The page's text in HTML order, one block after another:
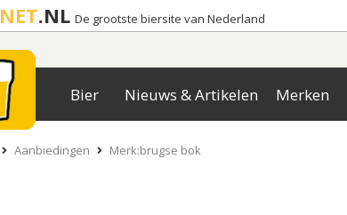
NET.NL De grootste biersite van Nederland
Bier Nieuws & Artikelen Merken
Aanbiedingen Merk:brugse bok